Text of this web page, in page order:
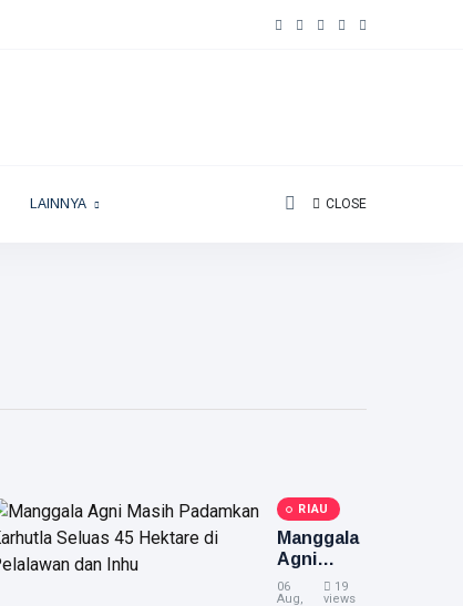
LAINNYA CLOSE
RIAU
Manggala
Agni
Masih
Padamkan
06
Aug,
19
views